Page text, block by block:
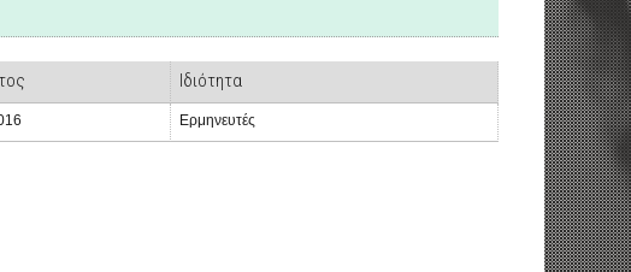
Ιδιότητα
Ερμηνευτές